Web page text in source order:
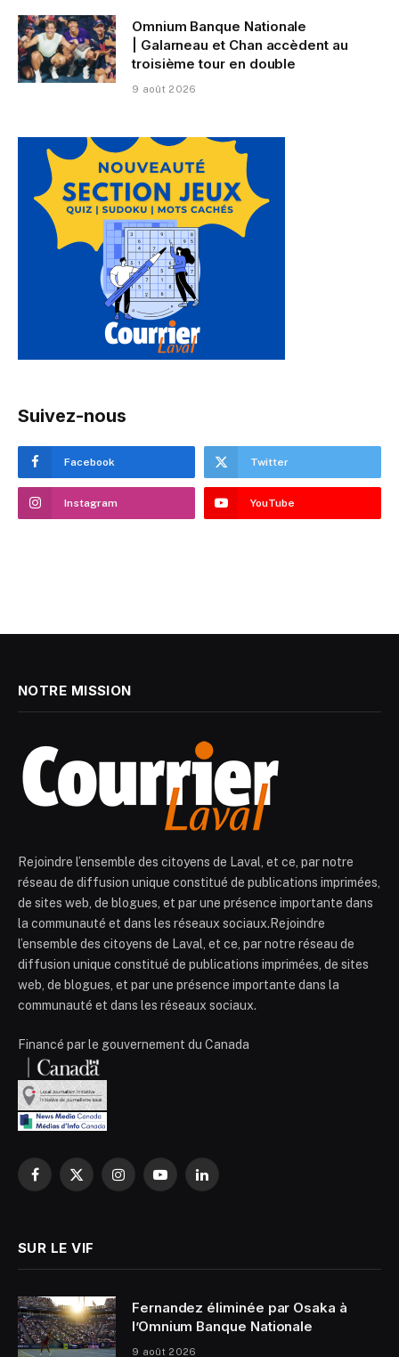
Omnium Banque Nationale
| Galarneau et Chan accèdent au
troisième tour en double
9 août 2026
Suivez-nous
Facebook Twitter
Instagram YouTube
NOTRE MISSION
Rejoindre l’ensemble des citoyens de Laval, et ce, par notre
réseau de diffusion unique constitué de publications imprimées,
de sites web, de blogues, et par une présence importante dans
la communauté et dans les réseaux sociaux.Rejoindre
l’ensemble des citoyens de Laval, et ce, par notre réseau de
diffusion unique constitué de publications imprimées, de sites
web, de blogues, et par une présence importante dans la
communauté et dans les réseaux sociaux.
Financé par le gouvernement du Canada
Facebook
X
InstagramYouTubeLinkedIn
SUR LE VIF
Fernandez éliminée par Osaka à
l’Omnium Banque Nationale
9 août 2026